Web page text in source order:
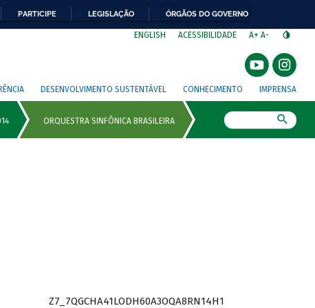
PARTICIPE LEGISLAÇÃO ÓRGÃOS DO GOVERNO
ENGLISH ACESSIBILIDADE A+ A-
DESENVOLVIMENTO SUSTENTÁVEL CONHECIMENTO IMPRENSA
Z7_7QGCHA41LODH60A3OQA8RN14H1